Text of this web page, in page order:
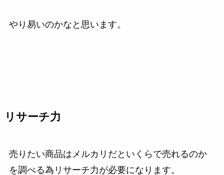
やり易いのかなと思います。
リサーチ力
売りたい商品はメルカリだといくらで売れるのか
を調べる為リサーチ力が必要になります。